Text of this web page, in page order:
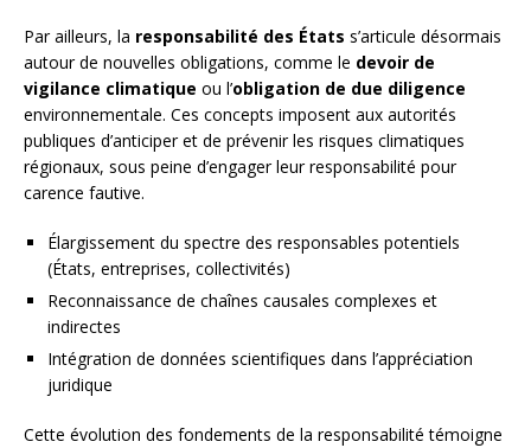
Par ailleurs, la responsabilité des États s’articule désormais
autour de nouvelles obligations, comme le devoir de
vigilance climatique ou l’obligation de due diligence
environnementale. Ces concepts imposent aux autorités
publiques d’anticiper et de prévenir les risques climatiques
régionaux, sous peine d’engager leur responsabilité pour
carence fautive.
Élargissement du spectre des responsables potentiels
(États, entreprises, collectivités)
Reconnaissance de chaînes causales complexes et
indirectes
Intégration de données scientifiques dans l’appréciation
juridique
Cette évolution des fondements de la responsabilité témoigne